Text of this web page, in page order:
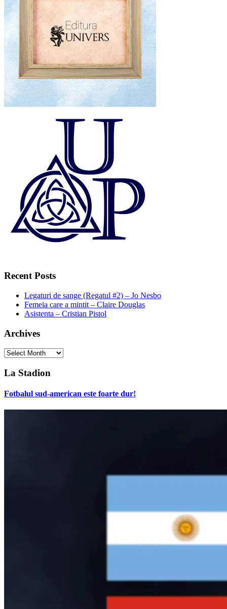
Recent Posts
Legaturi de sange (Regatul #2) – Jo Nesbo
Femeia care a mintit – Claire Douglas
Asistenta – Cristian Pistol
Archives
Archives
La Stadion
Fotbalul sud-american este foarte dur!